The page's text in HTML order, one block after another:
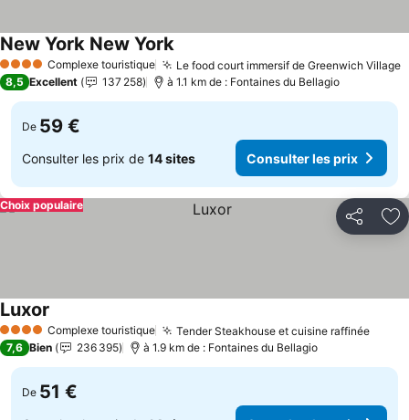
4 Étoiles Complexe touristique Le food court immersif de Greenwich Village
New York New YorkConsulter les prix
8,5 Excellent 137 258 à 1.1 km de : Fontaines du Bellagio
De 59 €
Consulter les prix de 14 sites Consulter les prix
Partager
Choix populaire
4 Étoiles Complexe touristique Tender Steakhouse et cuisine raffinée
Luxor
7,6 Bien 236 395 à 1.9 km de : Fontaines du Bellagio
De 51 €